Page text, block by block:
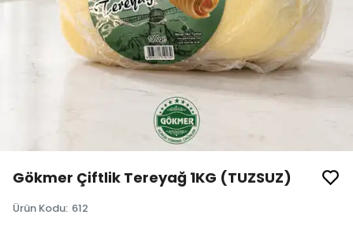
Gökmer Çiftlik Tereyağ 1KG (TUZSUZ)
Ürün Kodu: 612